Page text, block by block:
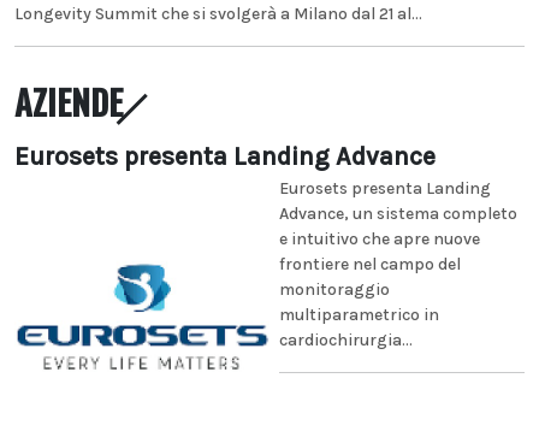
Longevity Summit che si svolgerà a Milano dal 21 al...
AZIENDE
Eurosets presenta Landing Advance
Eurosets presenta Landing
Advance, un sistema completo
e intuitivo che apre nuove
frontiere nel campo del
monitoraggio
multiparametrico in
cardiochirurgia...